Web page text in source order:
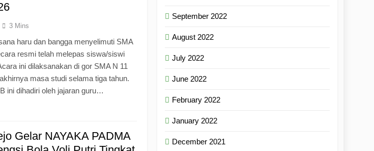
3 Mins
haru dan bangga menyelimuti SMA
resmi telah melepas siswa/siswi
ini dilaksanakan di gor SMA N 11
masa studi selama tiga tahun.
ini dihadiri oleh jajaran guru…
Gelar NAYAKA PADMA
September 2022
August 2022
July 2022
June 2022
February 2022
January 2022
December 2021